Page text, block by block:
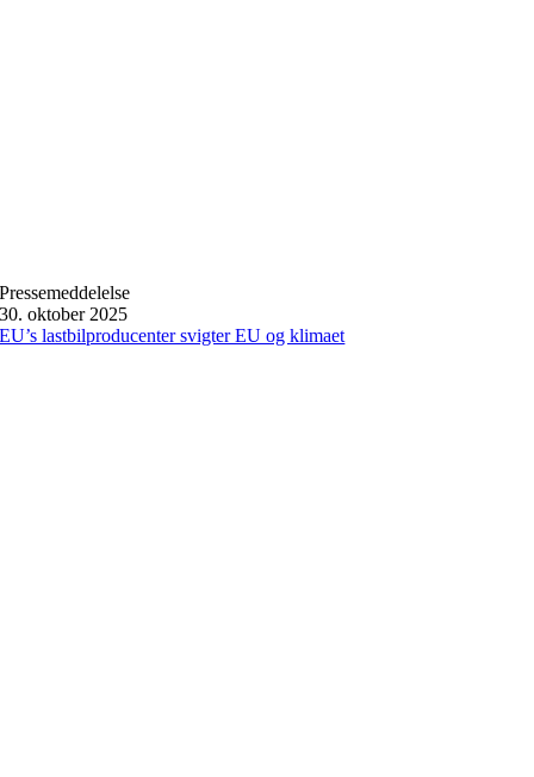
Pressemeddelelse
30. oktober 2025
EU’s lastbilproducenter svigter EU og klimaet